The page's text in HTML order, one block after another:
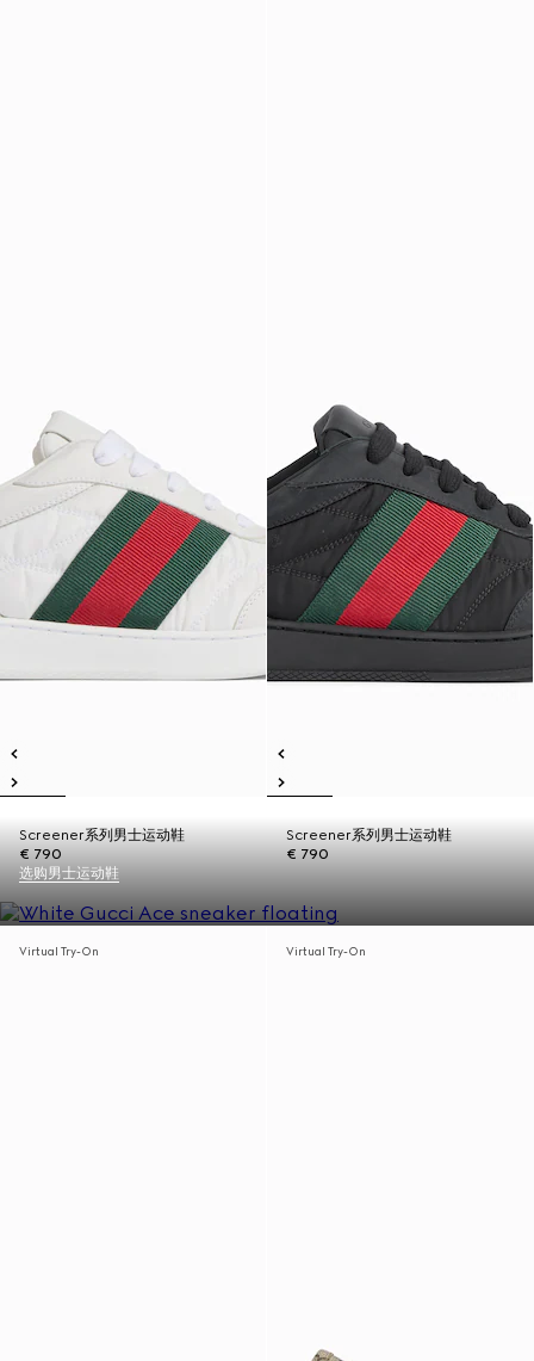
Screener系列男士运动鞋
€ 790
Screener系列男士运动鞋
€ 790
选购男士运动鞋
Virtual Try-On Virtual Try-On